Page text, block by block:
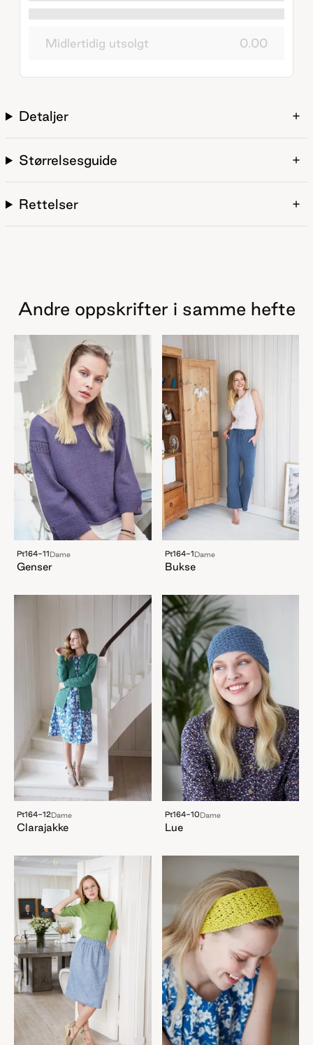
Midlertidig utsolgt 0.00
Detaljer
Størrelsesguide
Rettelser
Andre oppskrifter i samme hefte
Pt164-11 Dame
Genser
Pt164-1 Dame
Bukse
Pt164-12Dame
Clarajakke
Pt164-10Dame
Lue